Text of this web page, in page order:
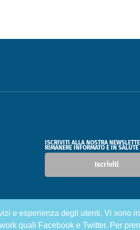
e esperienza degli utenti. Vi sono
quali Facebook e Twitter. Per
ISCRIVITI ALLA NOSTRA
RIMANERE INFORMATO E IN SALUTE
Iscriviti